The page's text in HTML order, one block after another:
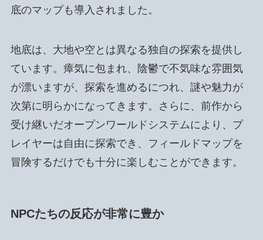
底のマップも導入されました。
地底は、大地や空とは異なる独自の探索を提供し
ています。瘴気に包まれ、陰鬱で不気味な雰囲気
が漂いますが、探索を進めるにつれ、謎や魅力が
次第に明らかになってきます。さらに、前作から
受け継いだオープンワールドシステムにより、プ
レイヤーは自由に探索でき、フィールドマップを
冒険するだけでも十分に楽しむことができます。
NPCたちの反応が非常に豊か